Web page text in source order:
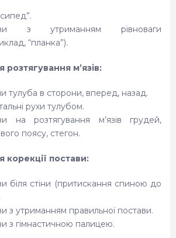
з утриманням рівноваги
“планка”).
розтягування м’язів:
тулуба в сторони, вперед, назад.
рухи тулубом.
на розтягування м’язів грудей,
поясу, стегон.
корекції постави:
біля стіни (притискання спиною до
з утриманням правильної постави.
з гімнастичною палицею.